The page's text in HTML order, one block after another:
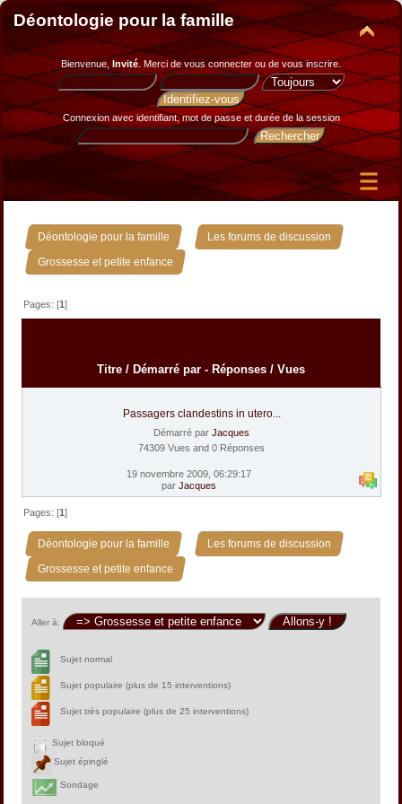
Déontologie pour la famille
Bienvenue, Invité. Merci devous connecter ou de vous inscrire.
Connexion avec identifiant, mot de passe et durée de la session
Déontologie pour la famille » Les forums de discussion »
Grossesse et petite enfance
Pages: [1]
Titre / Démarré par - Réponses / Vues
Passagers clandestins in utero...
Démarré par Jacques
74309 Vues and 0 Réponses
19 novembre 2009, 06:29:17
par Jacques
Pages: [1]
Déontologie pour la famille » Les forums de discussion »
Grossesse et petite enfance
Aller à:
Sujet normal
Sujet populaire (plus de 15 interventions)
Sujet très populaire (plus de 25 interventions)
Sujet bloqué
Sujet épinglé
Sondage